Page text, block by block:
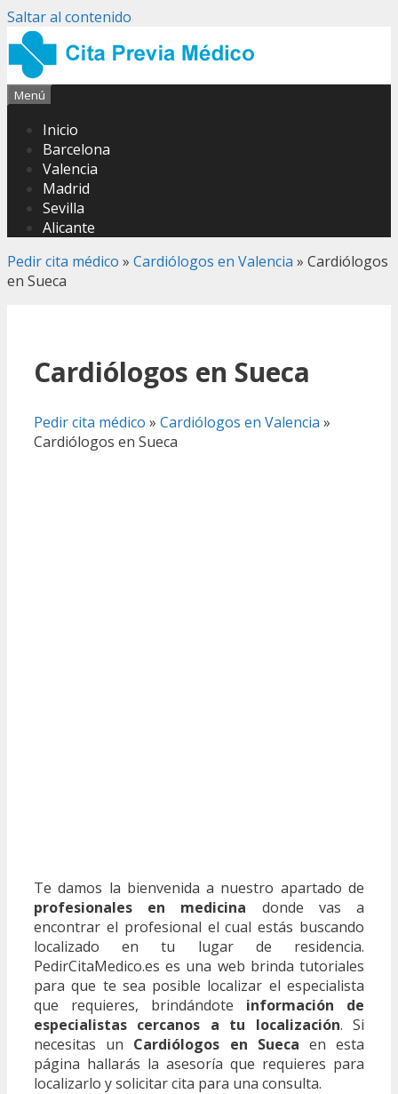
Saltar al contenido
Menú
Inicio
Barcelona
Valencia
Madrid
Sevilla
Alicante
Pedir cita médico » Cardiólogos en Valencia » Cardiólogos
en Sueca
Cardiólogos en Sueca
Pedir cita médico » Cardiólogos en Valencia »
Cardiólogos en Sueca
Te damos la bienvenida a nuestro apartado de
profesionales en medicina donde vas a
encontrar el profesional el cual estás buscando
localizado en tu lugar de residencia.
PedirCitaMedico.es es una web brinda tutoriales
para que te sea posible localizar el especialista
que requieres, brindándote información de
especialistas cercanos a tu localización. Si
necesitas un Cardiólogos en Sueca en esta
página hallarás la asesoría que requieres para
localizarlo y solicitar cita para una consulta.